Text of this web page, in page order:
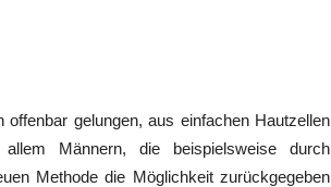
gelungen, aus einfachen Hautzellen
Männern, die beispielsweise durch
Methode die Möglichkeit zurückgegeben